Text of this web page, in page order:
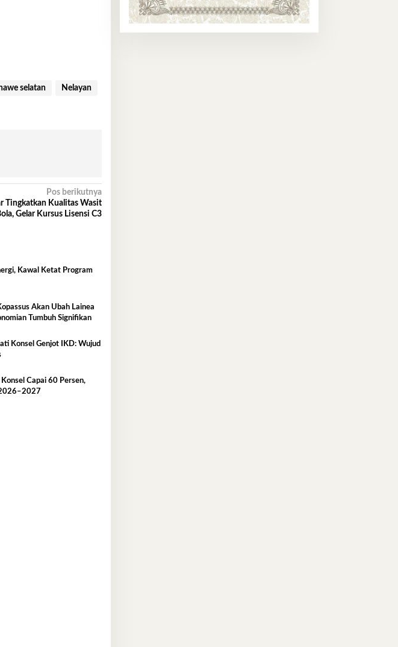
selatan Nelayan
Pos berikutnya
Tingkatkan Kualitas Wasit
Gelar Kursus Lisensi C3
Kawal Ketat Program
Akan Ubah Lainea
Tumbuh Signifikan
Konsel Genjot IKD: Wujud
Capai 60 Persen,
Ajaran 2026–2027